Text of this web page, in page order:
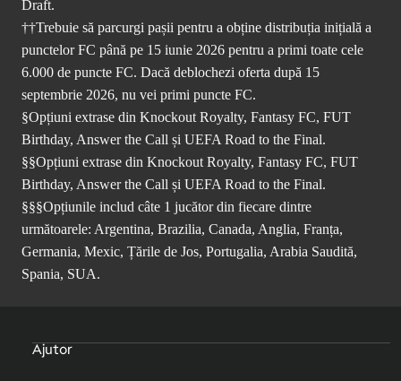
Draft.
††Trebuie să parcurgi pașii pentru a obține distribuția inițială a
punctelor FC până pe 15 iunie 2026 pentru a primi toate cele
6.000 de puncte FC. Dacă deblochezi oferta după 15
septembrie 2026, nu vei primi puncte FC.
§Opțiuni extrase din Knockout Royalty, Fantasy FC, FUT
Birthday, Answer the Call și UEFA Road to the Final.
§§Opțiuni extrase din Knockout Royalty, Fantasy FC, FUT
Birthday, Answer the Call și UEFA Road to the Final.
§§§Opțiunile includ câte 1 jucător din fiecare dintre
următoarele: Argentina, Brazilia, Canada, Anglia, Franța,
Germania, Mexic, Țările de Jos, Portugalia, Arabia Saudită,
Spania, SUA.
Ajutor